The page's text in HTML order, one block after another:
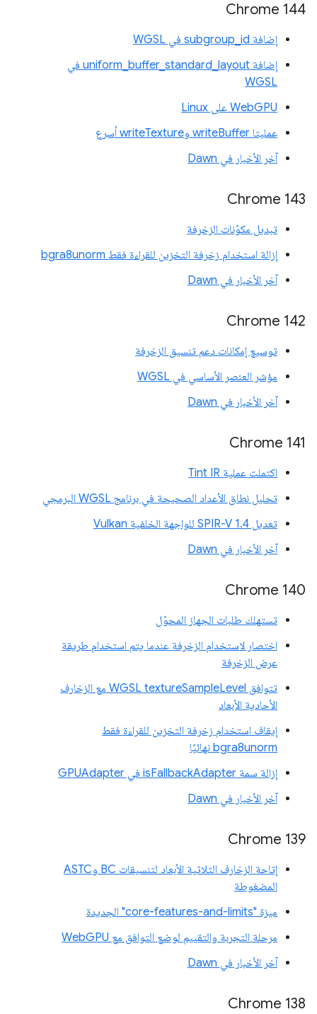
Chrome 144
إضافة subgroup_id في WGSL
إضافة uniform_buffer_standard_layout في
WGSL
WebGPU على Linux
عمليتا writeBuffer وwriteTexture أسرع
آخر الأخبار في Dawn
Chrome 143
تبديل مكوّنات الزخرفة
إزالة استخدام زخرفة التخزين للقراءة فقط bgra8unorm
آخر الأخبار في Dawn
Chrome 142
توسيع إمكانات دعم تنسيق الزخرفة
مؤشر العنصر الأساسي في WGSL
آخر الأخبار في Dawn
Chrome 141
اكتملت عملية Tint IR
تحليل نطاق الأعداد الصحيحة في برنامج WGSL البرمجي
تعديل SPIR-V 1.4 للواجهة الخلفية Vulkan
آخر الأخبار في Dawn
Chrome 140
تستهلك طلبات الجهاز المحوّل
اختصار لاستخدام الزخرفة عندما يتم استخدام طريقة
عرض الزخرفة
تتوافق WGSL textureSampleLevel مع الزخارف
الأحادية الأبعاد
إيقاف استخدام زخرفة التخزين للقراءة فقط
bgra8unorm نهائيًا
إزالة سمة isFallbackAdapter في GPUAdapter
آخر الأخبار في Dawn
Chrome 139
إتاحة الزخارف الثلاثية الأبعاد لتنسيقات BC وASTC
المضغوطة
ميزة "core-features-and-limits" الجديدة
مرحلة التجربة والتقييم لوضع التوافق مع WebGPU
آخر الأخبار في Dawn
Chrome 138